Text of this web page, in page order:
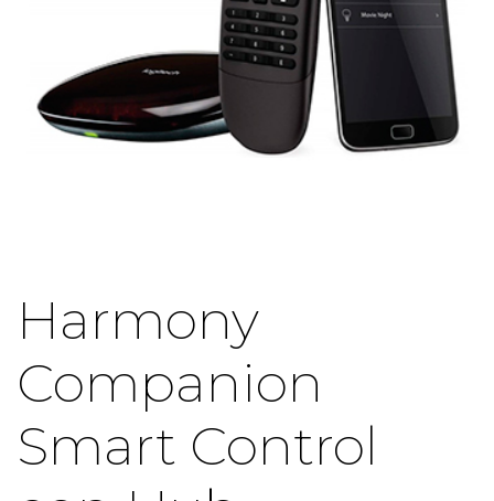
Harmony
Companion
Smart Control